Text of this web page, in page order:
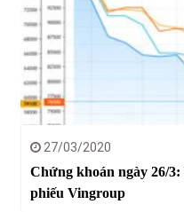
27/03/2020
Chứng khoán ngày 26/
phiếu Vingroup